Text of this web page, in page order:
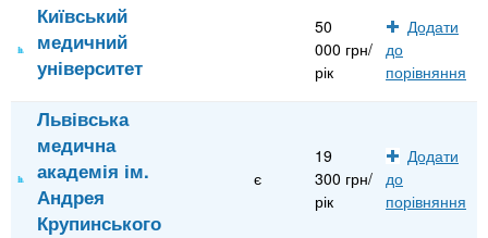
Київський
медичний
університет
50
000 грн/
рік
Додати
до
порівняння
Львівська
медична
академія ім.
Андрея
Крупинського
є
19
300 грн/
рік
Додати
до
порівняння